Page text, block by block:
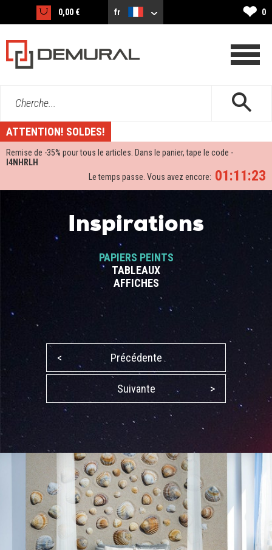
0,00 € fr ❤ 0
Cherche...
ATTENTION! SOLDES!
Remise de -35% pour tous le articles. Dans le panier, tape le code -
I4NHRLH
01:11:23
Le temps passe. Vous avez encore:
Inspirations
PAPIERS PEINTS
TABLEAUX
AFFICHES
< Précédente
Suivante >